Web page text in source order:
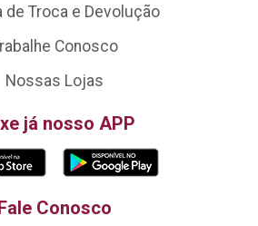
de Troca e Devolução
Conosco
Nossas Lojas
já nosso APP
Conosco